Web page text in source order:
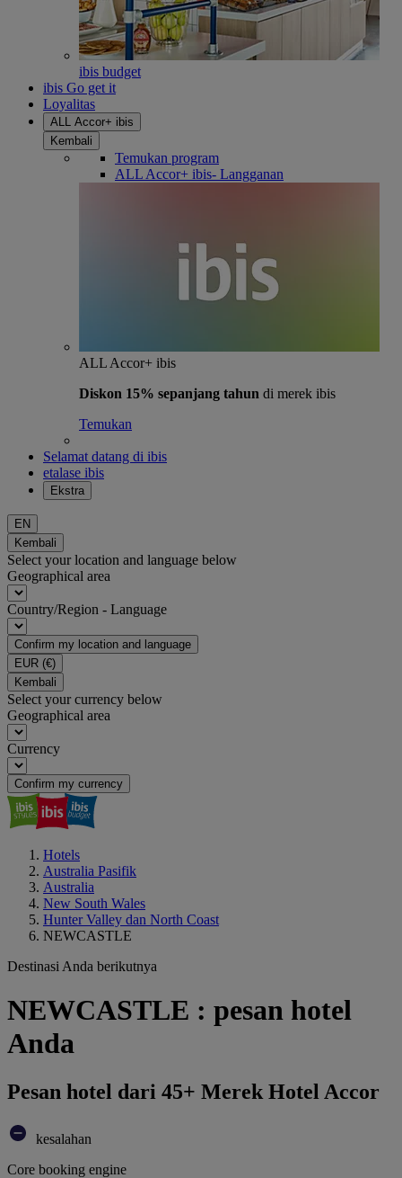
ibis budget
ibis Go get it
Loyalitas
ALL Accor+ ibis
Kembali
Temukan program
ALL Accor+ ibis- Langganan
ALL Accor+ ibis
Diskon 15% sepanjang tahun di merek ibis
Temukan
Selamat datang di ibis
etalase ibis
Ekstra
EN
Kembali
Select your location and language below
Geographical area
Country/Region - Language
Confirm my location and language
EUR (€)
Kembali
Select your currency below
Geographical area
Currency
Confirm my currency
Hotels
Australia Pasifik
Australia
New South Wales
Hunter Valley dan North Coast
NEWCASTLE
Destinasi Anda berikutnya
NEWCASTLE : pesan hotel
Anda
Pesan hotel dari 45+ Merek Hotel Accor
kesalahan
Core booking engine